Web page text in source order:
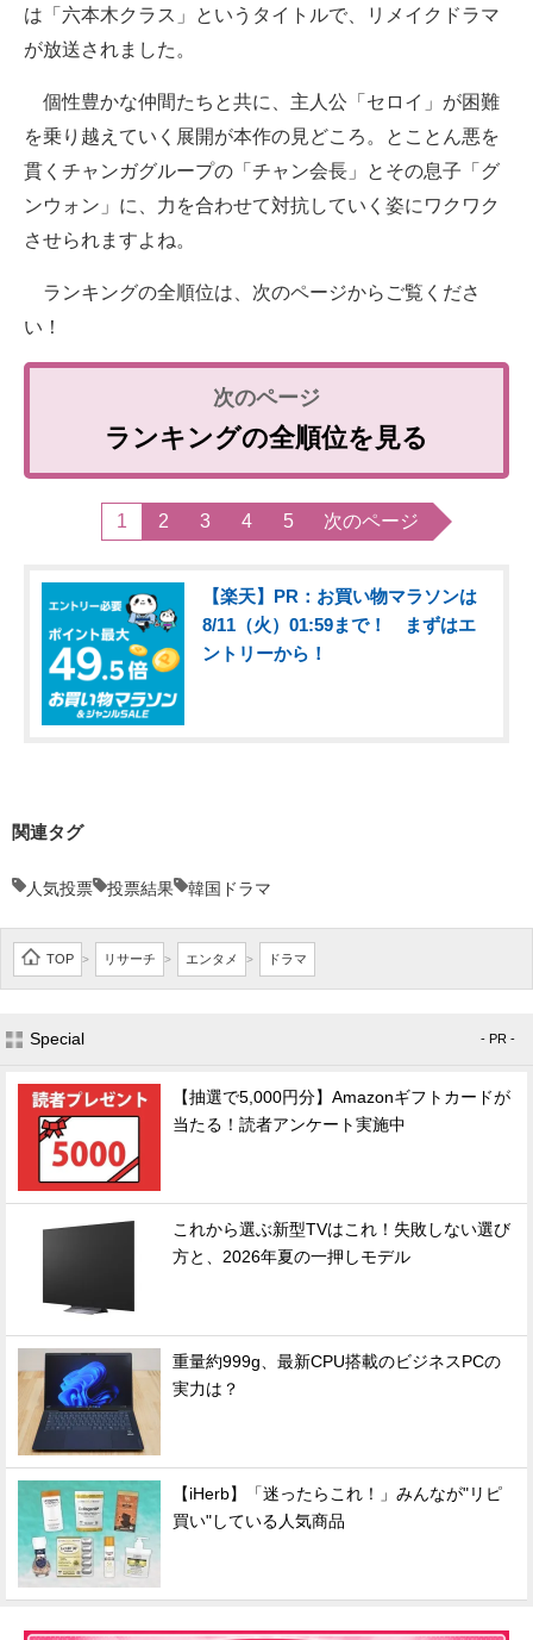
は「六本木クラス」というタイトルで、リメイクドラマ
が放送されました。
個性豊かな仲間たちと共に、主人公「セロイ」が困難
を乗り越えていく展開が本作の見どころ。とことん悪を
貫くチャンガグループの「チャン会長」とその息子「グ
ンウォン」に、力を合わせて対抗していく姿にワクワク
させられますよね。
ランキングの全順位は、次のページからご覧くださ
い！
ランキングの全順位を見る
1 2 3 4 5 次のページ
【楽天】PR：お買い物マラソンは
8/11（火）01:59まで！ まずはエ
ントリーから！
関連タグ
人気投票 投票結果 韓国ドラマ
TOP > リサーチ > エンタメ > ドラマ
Special - PR -
【抽選で5,000円分】Amazonギフトカードが
当たる！読者アンケート実施中
これから選ぶ新型TVはこれ！失敗しない選び
方と、2026年夏の一押しモデル
重量約999g、最新CPU搭載のビジネスPCの
実力は？
【iHerb】「迷ったらこれ！」みんなが"リピ
買い"している人気商品